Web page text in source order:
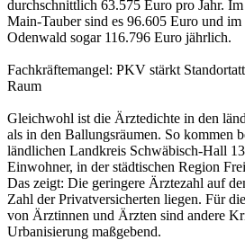
durchschnittlich 63.575 Euro pro Jahr.
Main-Tauber sind es 96.605 Euro und
Odenwald sogar 116.796 Euro jährlich.
Fachkräftemangel: PKV stärkt
Raum
Gleichwohl ist die Ärztedichte in den
als in den Ballungsräumen. So kommen
ländlichen Landkreis Schwäbisch-Hall
Einwohner, in der städtischen Region
Das zeigt: Die geringere Ärztezahl auf
Zahl der Privatversicherten liegen. Für
von Ärztinnen und Ärzten sind andere
Urbanisierung maßgebend.